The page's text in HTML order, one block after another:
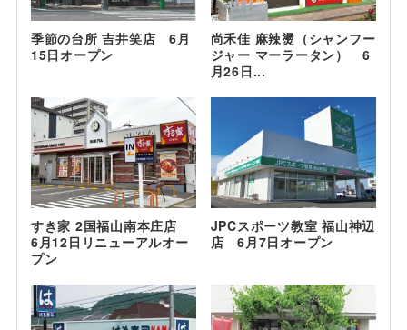
季節の台所 吉井笑店 6月
15日オープン
尚禾佳 麻辣燙（シャンフー
ジャー マーラータン） 6
月26日...
すき家 2国福山南本庄店
6月12日リニューアルオー
プン
JPCスポーツ教室 福山神辺
店 6月7日オープン